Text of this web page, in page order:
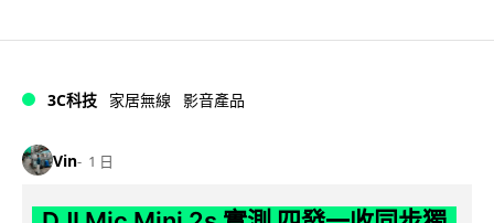
3C科技 家居無線 影音產品
Vin 1 日